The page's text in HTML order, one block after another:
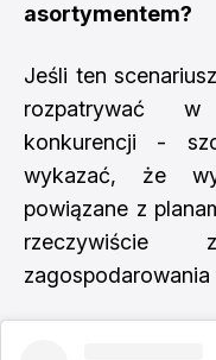
asortymentem?
Jeśli ten
rozpatrywać w
konkurencji -
wykazać, że
powiązane z
rzeczywiście
zagospodarowania